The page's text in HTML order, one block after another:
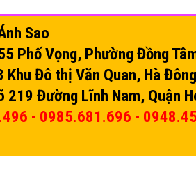
Sao
Phố Vọng, Phường Đồng
Khu Đô thị Văn Quan, Hà
219 Đường Lĩnh Nam, Quận
- 0985.681.696 -